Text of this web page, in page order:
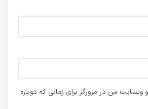
وبسایت من در مرورگر برای زمانی که دوباره